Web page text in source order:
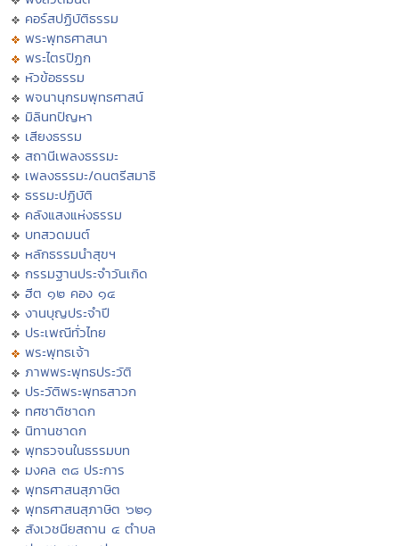
คอร์สปฏิบัติธรรม
พระพุทธศาสนา
พระไตรปิฏก
หัวข้อธรรม
พจนานุกรมพุทธศาสน์
มิลินทปัญหา
เสียงธรรม
สถานีเพลงธรรมะ
เพลงธรรมะ/ดนตรีสมาธิ
ธรรมะปฏิบัติ
คลังแสงแห่งธรรม
บทสวดมนต์
หลักธรรมนำสุขฯ
กรรมฐานประจำวันเกิด
ฮีต ๑๒ คอง ๑๔
งานบุญประจำปี
ประเพณีทั่วไทย
พระพุทธเจ้า
ภาพพระพุทธประวัติ
ประวัติพระพุทธสาวก
ทศชาติชาดก
นิทานชาดก
พุทธวจนในธรรมบท
มงคล ๓๘ ประการ
พุทธศาสนสุภาษิต
พุทธศาสนสุภาษิต ๖๒๑
สังเวชนียสถาน ๔ ตำบล